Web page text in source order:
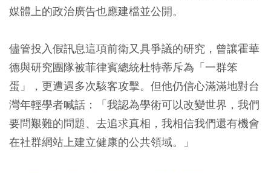
媒體上的政治廣告也應建檔並公開。
儘管投入假訊息這項前衛又具爭議的研究，曾讓霍華
德與研究團隊被菲律賓總統杜特蒂斥為「一群笨
蛋」，更遭遇多次駭客攻擊。但他仍信心滿滿地對台
灣年輕學者喊話：「我認為學術可以改變世界，我們
要問艱難的問題、去追求真相，我相信我們還有機會
在社群網站上建立健康的公共領域。」